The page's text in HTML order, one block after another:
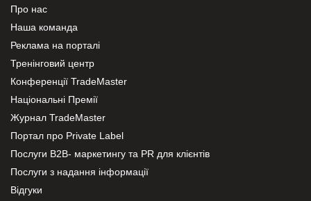
Про нас
Наша команда
Реклама на порталі
Тренінговий центр
Конференції TradeMaster
Національні Премії
Журнал TradeMaster
Портал про Private Label
Послуги В2В- маркетингу та PR для клієнтів
Послуги з надання інформації
Відгуки